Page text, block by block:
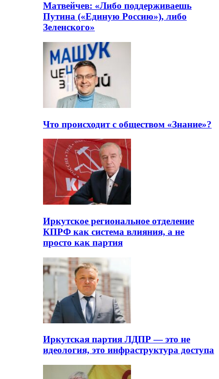
Матвейчев: «Либо поддерживаешь
Путина («Единую Россию»), либо
Зеленского»
Что происходит с обществом «Знание»?
Иркутское региональное отделение
КПРФ как система влияния, а не
просто как партия
Иркутская партия ЛДПР — это не
идеология, это инфраструктура доступа